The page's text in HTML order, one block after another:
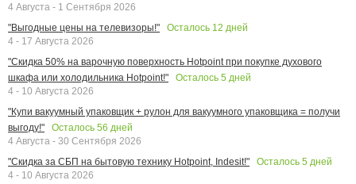
4 Августа - 1 Сентября 2026
"Выгодные цены на телевизоры!"
Осталось 12 дней
4 - 17 Августа 2026
"Скидка 50% на варочную поверхность Hotpoint при покупке духового
шкафа или холодильника Hotpoint!"
Осталось 5 дней
4 - 10 Августа 2026
"Купи вакуумный упаковщик + рулон для вакуумного упаковщика = получи
выгоду!"
Осталось 56 дней
4 Августа - 30 Сентября 2026
"Скидка за СБП на бытовую технику Hotpoint, Indesit!"
Осталось 5 дней
4 - 10 Августа 2026